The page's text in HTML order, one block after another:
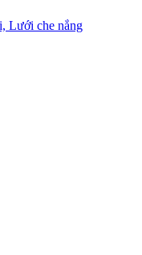
Lưới che nắng